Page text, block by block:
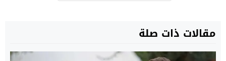
مقالات ذات صلة